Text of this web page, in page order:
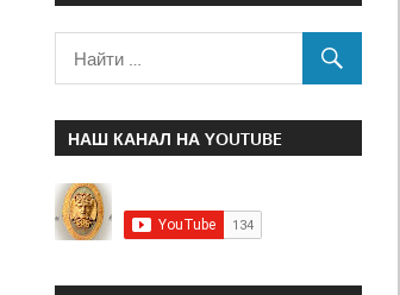
НАШ КАНАЛ НА YOUTUBE